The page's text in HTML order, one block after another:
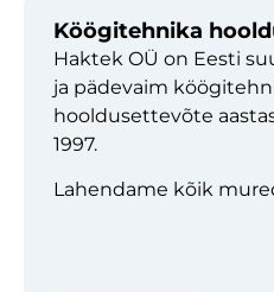
Köögitehnika
Haktek OÜ on Eesti
ja pädevaim
hooldusettevõte
1997.
Lahendame kõik